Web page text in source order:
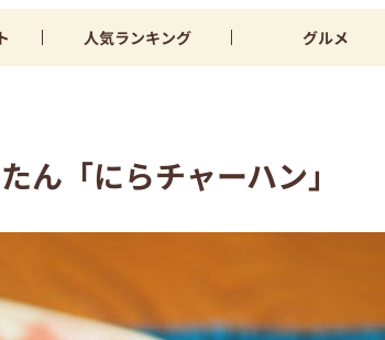
人気ランキング グルメ
ん「にらチャーハン」